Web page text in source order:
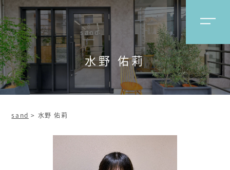
水野 佑莉
sand > 水野 佑莉